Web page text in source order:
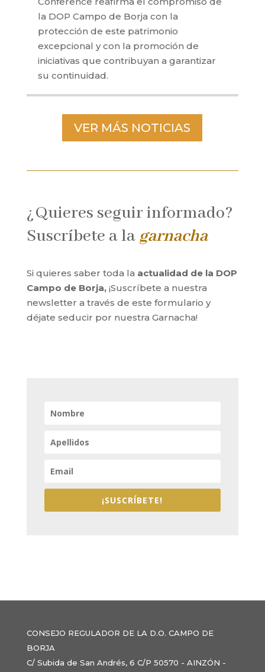
la DOP Campo de Borja con la
protección de este patrimonio
excepcional y con la promoción de
iniciativas que contribuyan a garantizar
su continuidad.
VER MÁS NOTICIAS
¿Quieres seguir informado?
Suscríbete a la garnacha
Si quieres saber toda la actualidad de la DOP
Campo de Borja,¡Suscríbete a nuestra
newsletter a través de este formulario y
déjate seducir por nuestra Garnacha!
¡SUSCRÍBETE!
CONSEJO REGULADOR DE LA D.O. CAMPO DE
BORJA
C/ Subida de San Andrés, 6 C/P 50570 - AINZÓN -